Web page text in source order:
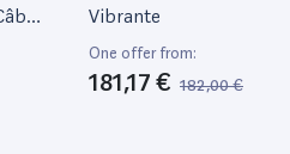
Vibrante
One offer from:
181,17 € 182,00 €